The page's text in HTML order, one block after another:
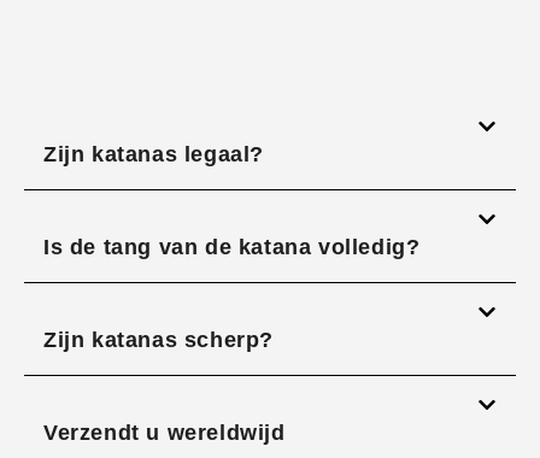
Zijn katanas legaal?
Is de tang van de katana volledig?
Zijn katanas scherp?
Verzendt u wereldwijd